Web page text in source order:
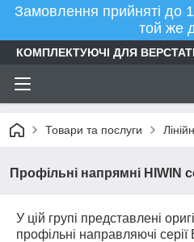
Замовлення прийняті до
той же
КОМПЛЕКТУЮЧІ ДЛЯ
Товари та послуги
Профільні напрямні HIWIN
У цій групі представлені
профільні направляючі серії